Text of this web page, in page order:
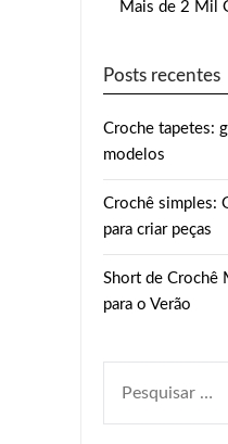
Mais de 2 Mil
Posts recentes
Croche tapetes:
modelos
Crochê simples:
para criar peças
Short de Crochê
para o Verão
POR: